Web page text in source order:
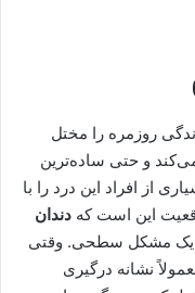
روزمره را مختل
و حتی ساده‌ترین
از افراد این درد را با
این است که دندان
یک مشکل سطحی. وقتی
نشانه درگیری